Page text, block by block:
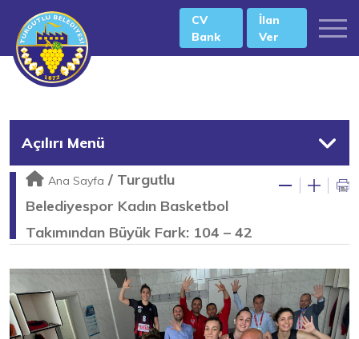
CV
Bank
İlan
Ver
Açılırı Menü
Ana Sayfa / Turgutlu
Belediyespor Kadın Basketbol
Takımından Büyük Fark: 104 – 42